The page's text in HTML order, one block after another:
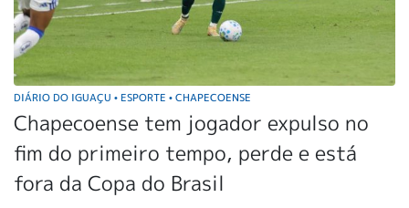
DIÁRIO DO IGUAÇU • ESPORTE • CHAPECOENSE
Chapecoense tem jogador expulso no
fim do primeiro tempo, perde e está
fora da Copa do Brasil